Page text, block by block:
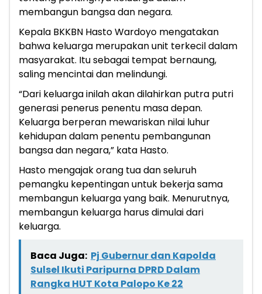
membangun bangsa dan negara.
Kepala BKKBN Hasto Wardoyo mengatakan
bahwa keluarga merupakan unit terkecil dalam
masyarakat. Itu sebagai tempat bernaung,
saling mencintai dan melindungi.
“Dari keluarga inilah akan dilahirkan putra putri
generasi penerus penentu masa depan.
Keluarga berperan mewariskan nilai luhur
kehidupan dalam penentu pembangunan
bangsa dan negara,” kata Hasto.
Hasto mengajak orang tua dan seluruh
pemangku kepentingan untuk bekerja sama
membangun keluarga yang baik. Menurutnya,
membangun keluarga harus dimulai dari
keluarga.
Baca Juga: Pj Gubernur dan Kapolda
Sulsel Ikuti Paripurna DPRD Dalam
Rangka HUT Kota Palopo Ke 22